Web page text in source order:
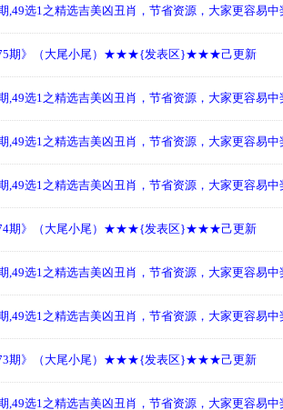
,49选1之精选吉美凶丑肖，节省资源，大家更容易
期》（大尾小尾）★★★{发表区}★★★己更新
,49选1之精选吉美凶丑肖，节省资源，大家更容易
,49选1之精选吉美凶丑肖，节省资源，大家更容易
,49选1之精选吉美凶丑肖，节省资源，大家更容易
期》（大尾小尾）★★★{发表区}★★★己更新
,49选1之精选吉美凶丑肖，节省资源，大家更容易
,49选1之精选吉美凶丑肖，节省资源，大家更容易
期》（大尾小尾）★★★{发表区}★★★己更新
,49选1之精选吉美凶丑肖，节省资源，大家更容易